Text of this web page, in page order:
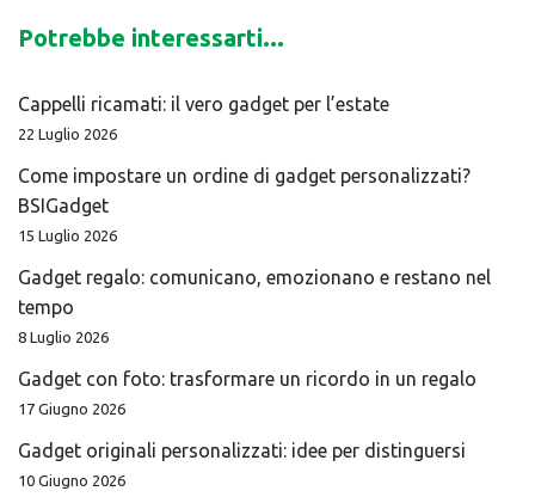
Potrebbe interessarti...
Cappelli ricamati: il vero gadget per l’estate
22 Luglio 2026
Come impostare un ordine di gadget personalizzati?
BSIGadget
15 Luglio 2026
Gadget regalo: comunicano, emozionano e restano nel
tempo
8 Luglio 2026
Gadget con foto: trasformare un ricordo in un regalo
17 Giugno 2026
Gadget originali personalizzati: idee per distinguersi
10 Giugno 2026